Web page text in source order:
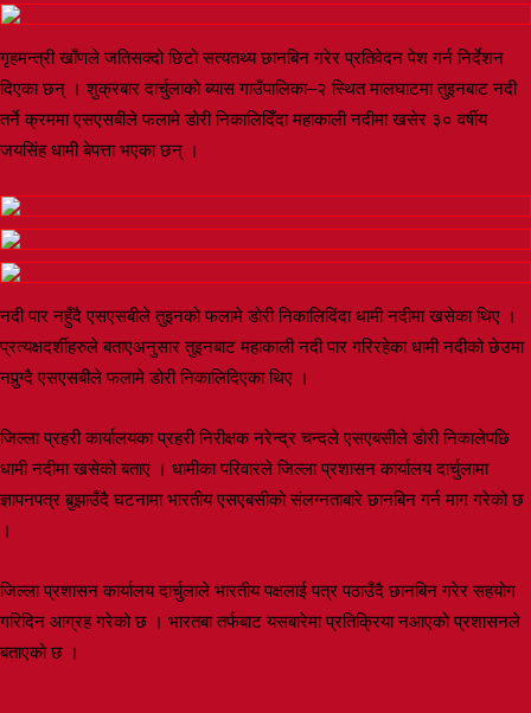
गृहमन्त्री खाँणले जतिसक्दो छिटो सत्यतथ्य छानबिन गरेर प्रतिवेदन पेश गर्न निर्देशन
दिएका छन् । शुक्रबार दार्चुलाको ब्यास गाउँपालिका–२ स्थित मालघाटमा तुइनबाट नदी
तर्ने क्रममा एसएसबीले फलामे डोरी निकालिदिँदा महाकाली नदीमा खसेर ३० वर्षीय
जयसिंह धामी बेपत्ता भएका छन् ।
नदी पार नहुँदै एसएसबीले तुइनको फलामे डोरी निकालिदिंदा धामी नदीमा खसेका थिए ।
प्रत्यक्षदर्शीहरुले बताएअनुसार तुइनबाट महाकाली नदी पार गरिरहेका धामी नदीको छेउमा
नपुर्‍ग्दै एसएसबीले फलामे डोरी निकालिदिएका थिए ।
जिल्ला प्रहरी कार्यालयका प्रहरी निरीक्षक नरेन्द्र चन्दले एसएबसीले डोरी निकालेपछि
धामी नदीमा खसेको बताए । धामीका परिवारले जिल्ला प्रशासन कार्यालय दार्चुलामा
ज्ञापनपत्र बुर्‍झाउँदै घटनामा भारतीय एसएबसीको संलग्नताबारे छानबिन गर्न माग गरेको छ
।
जिल्ला प्रशासन कार्यालय दार्चुलाले भारतीय पक्षलाई पत्र पठाउँदै छानबिन गरेर सहयोग
गरिदिन आग्रह गरेको छ । भारतबा तर्फबाट यसबारेमा प्रतिक्रिया नआएको प्रशासनले
बताएको छ ।